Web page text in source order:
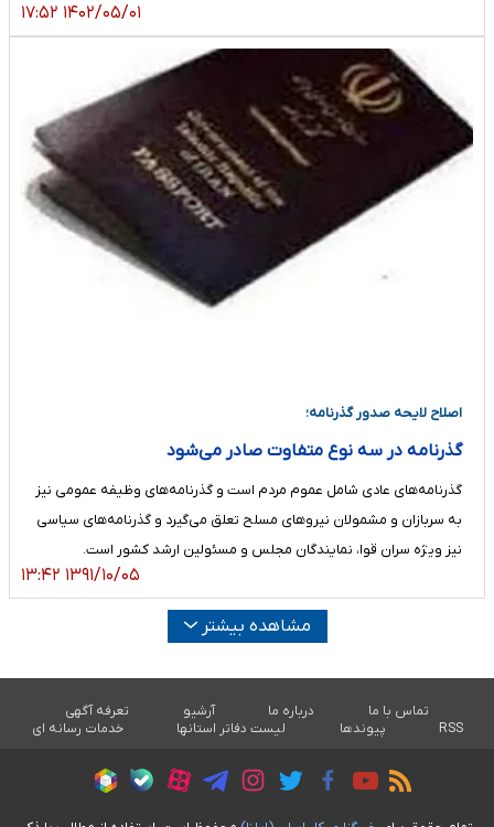
۱۴۰۲/۰۵/۰۱ ۱۷:۵۲
اصلاح لایحه صدور گذرنامه‎‎؛
گذرنامه در سه نوع متفاوت صادر می‌شود
گذرنامه‌های عادی شامل عموم مردم است و گذرنامه‌های وظیفه عمومی نیز
به سربازان و مشمولان نیروهای مسلح تعلق می‌گیرد و گذرنامه‌های سیاسی
نیز ویژه سران قوا، نمایندگان مجلس و مسئولین ارشد کشور است.
۱۳۹۱/۱۰/۰۵ ۱۳:۴۲
مشاهده بیشتر
تماس با ما درباره ما آرشیو
تعرفه آگهی
RSS
پیوندها لیست دفاتر استانها خدمات رسانه ای